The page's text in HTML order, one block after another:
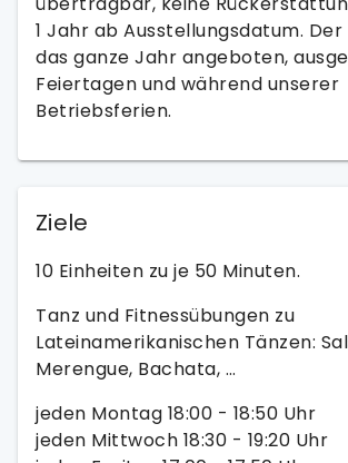
1 Jahr ab Ausstellungsdatum. Der
das ganze Jahr angeboten,
Feiertagen und während unserer
Betriebsferien.
Ziele
10 Einheiten zu je 50 Minuten.
Tanz und Fitnessübungen zu
Lateinamerikanischen Tänzen:
Merengue, Bachata, …
jeden Montag 18:00 - 18:50 Uhr
jeden Mittwoch 18:30 - 19:20 Uhr